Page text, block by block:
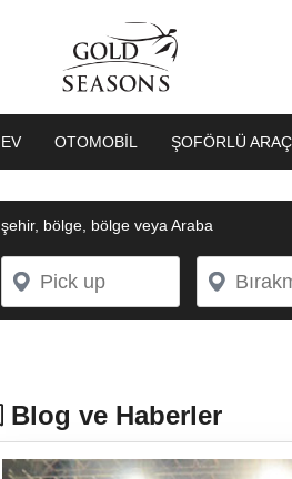
EV OTOMOBIL ŞOFÖRLÜ
şehir, bölge, bölge veya Araba
Blog ve Haberler